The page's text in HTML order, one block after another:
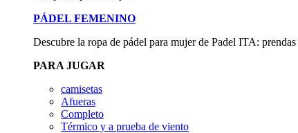
PÁDEL FEMENINO
Descubre la ropa de pádel para mujer de Padel ITA:
PARA JUGAR
camisetas
Afueras
Completo
Térmico y a prueba de viento